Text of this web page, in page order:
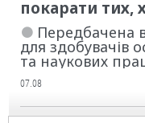
покарати тих,
Передбачена
для здобувачів
та наукових
07.08